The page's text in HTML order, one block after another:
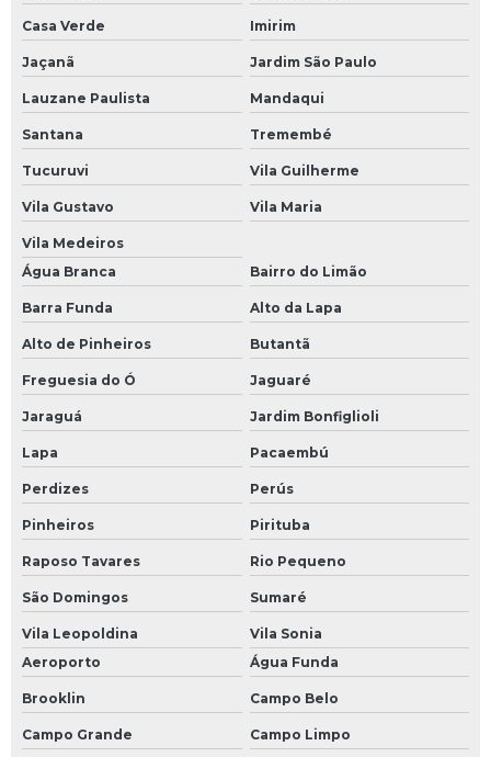
Manutenção eletronica industrial
Manutenção em ihm
Manutenção equipamentos eletrônicos industriais
Manutenção inversor de frequência
Manutenção módulos eletrônicos
Manutenção preventiva de nobreak
Manutenção preventiva de ups
Manutenção preventiva em inversor
Manutenção preventiva inversor de frequência
Manutenção preventiva servo motor
Módulo comum profibus
Modulo de clp
Módulo de comunicação plc
Módulo de comunicação profibus
Módulo de controle eletrônico
Módulo de entrada clp
Módulo de entrada plc
Módulo de plc
Casa Verde Imirim
Jaçanã Jardim São Paulo
Lauzane Paulista Mandaqui
Santana Tremembé
Tucuruvi Vila Guilherme
Vila Gustavo Vila Maria
Vila Medeiros
Água Branca
Bairro do Limão
Barra Funda Alto da Lapa
Alto de Pinheiros Butantã
Freguesia do Ó Jaguaré
Jaraguá Jardim Bonfiglioli
Lapa Pacaembú
Perdizes Perús
Pinheiros Pirituba
Raposo Tavares Rio Pequeno
São Domingos Sumaré
Vila Leopoldina
Vila Sonia
Aeroporto
Água Funda
Brooklin Campo Belo
Campo Grande Campo Limpo